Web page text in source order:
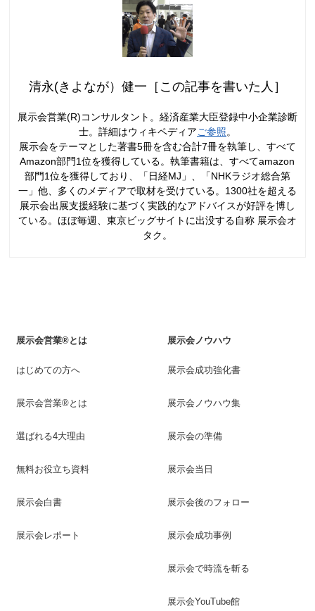
清永(きよなが）健一［この記事を書いた人］
展示会営業(R)コンサルタント。経済産業大臣登録中小企業診断
士。詳細はウィキペディアご参照。
展示会をテーマとした著書5冊を含む合計7冊を執筆し、すべて
Amazon部門1位を獲得している。執筆書籍は、すべてamazon
部門1位を獲得しており、「日経MJ」、「NHKラジオ総合第
一」他、多くのメディアで取材を受けている。1300社を超える
展示会出展支援経験に基づく実践的なアドバイスが好評を博し
ている。ほぼ毎週、東京ビッグサイトに出没する自称 展示会オ
タク。
展示会営業®とは
はじめての方へ
展示会営業®とは
選ばれる4大理由
無料お役立ち資料
展示会白書
展示会レポート
展示会ノウハウ
展示会成功強化書
展示会ノウハウ集
展示会の準備
展示会当日
展示会後のフォロー
展示会成功事例
展示会で時流を斬る
展示会YouTube館